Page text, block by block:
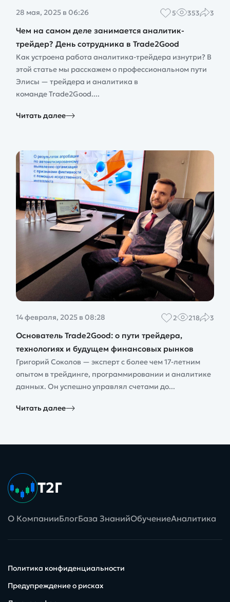
28 мая, 2025 в 06:26 5 353 3
Чем на самом деле занимается аналитик-
трейдер? День сотрудника в Trade2Good
Как устроена работа аналитика-трейдера изнутри? В
этой статье мы расскажем о профессиональном пути
Элисы — трейдера и аналитика в
команде Trade2Good....
Читать далее
14 февраля, 2025 в 08:28 2 218 3
Основатель Trade2Good: о пути трейдера,
технологиях и будущем финансовых рынков
Григорий Соколов — эксперт с более чем 17-летним
опытом в трейдинге, программировании и аналитике
данных. Он успешно управлял счетами до...
Читать далее
Т2Г
О КомпанииБлогБаза ЗнанийОбучениеАналитика
Политика конфиденциальности
Предупреждение о рисках